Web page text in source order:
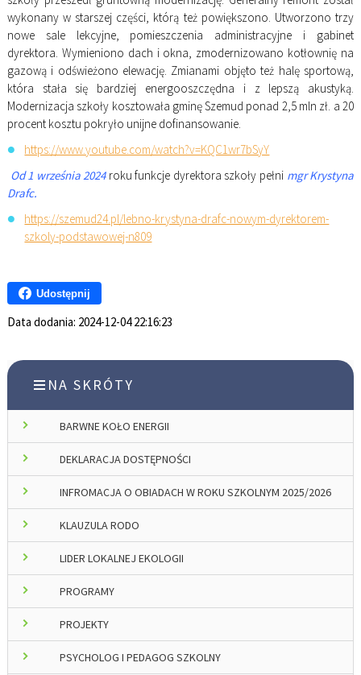
wykonany w starszej części, którą też powiększono. Utworzono trzy
nowe sale lekcyjne, pomieszczenia administracyjne i gabinet
dyrektora. Wymieniono dach i okna, zmodernizowano kotłownię na
gazową i odświeżono elewację. Zmianami objęto też halę sportową,
która stała się bardziej energooszczędna i z lepszą akustyką.
Modernizacja szkoły kosztowała gminę Szemud ponad 2,5 mln zł. a 20
procent kosztu pokryło unijne dofinansowanie.
https://www.youtube.com/watch?v=KQC1wr7bSyY
Od 1 września 2024roku funkcje dyrektora szkoły pełni mgr Krystyna
Drafc.
https://szemud24.pl/lebno-krystyna-drafc-nowym-dyrektorem-
szkoly-podstawowej-n809
Udostępnij
Data dodania: 2024-12-04 22:16:23
NA SKRÓTY
BARWNE KOŁO ENERGII
DEKLARACJA DOSTĘPNOŚCI
INFROMACJA O OBIADACH W ROKU SZKOLNYM 2025/2026
KLAUZULA RODO
LIDER LOKALNEJ EKOLOGII
PROGRAMY
PROJEKTY
PSYCHOLOG I PEDAGOG SZKOLNY